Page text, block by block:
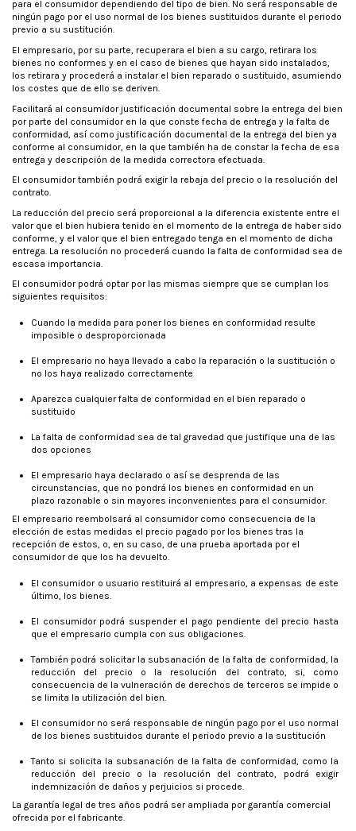
para el consumidor dependiendo del tipo de bien. No será responsable de
ningún pago por el uso normal de los bienes sustituidos durante el periodo
previo a su sustitución.
El empresario, por su parte, recuperara el bien a su cargo, retirara los
bienes no conformes y en el caso de bienes que hayan sido instalados,
los retirara y procederá a instalar el bien reparado o sustituido, asumiendo
los costes que de ello se deriven.
Facilitará al consumidor justificación documental sobre la entrega del bien
por parte del consumidor en la que conste fecha de entrega y la falta de
conformidad, así como justificación documental de la entrega del bien ya
conforme al consumidor, en la que también ha de constar la fecha de esa
entrega y descripción de la medida correctora efectuada.
El consumidor también podrá exigir la rebaja del precio o la resolución del
contrato.
La reducción del precio será proporcional a la diferencia existente entre el
valor que el bien hubiera tenido en el momento de la entrega de haber sido
conforme, y el valor que el bien entregado tenga en el momento de dicha
entrega. La resolución no procederá cuando la falta de conformidad sea de
escasa importancia.
El consumidor podrá optar por las mismas siempre que se cumplan los
siguientes requisitos:
Cuando la medida para poner los bienes en conformidad resulte
imposible o desproporcionada
El empresario no haya llevado a cabo la reparación o la sustitución o
no los haya realizado correctamente
Aparezca cualquier falta de conformidad en el bien reparado o
sustituido
La falta de conformidad sea de tal gravedad que justifique una de las
dos opciones
El empresario haya declarado o así se desprenda de las
circunstancias, que no pondrá los bienes en conformidad en un
plazo razonable o sin mayores inconvenientes para el consumidor.
El empresario reembolsará al consumidor como consecuencia de la
elección de estas medidas el precio pagado por los bienes tras la
recepción de estos, o, en su caso, de una prueba aportada por el
consumidor de que los ha devuelto.
El consumidor o usuario restituirá al empresario, a expensas de este
último, los bienes.
El consumidor podrá suspender el pago pendiente del precio hasta
que el empresario cumpla con sus obligaciones.
También podrá solicitar la subsanación de la falta de conformidad, la
reducción del precio o la resolución del contrato, si, como
consecuencia de la vulneración de derechos de terceros se impide o
se limita la utilización del bien.
El consumidor no será responsable de ningún pago por el uso normal
de los bienes sustituidos durante el periodo previo a la sustitución
Tanto si solicita la subsanación de la falta de conformidad, como la
reducción del precio o la resolución del contrato, podrá exigir
indemnización de daños y perjuicios si procede.
La garantía legal de tres años podrá ser ampliada por garantía comercial
ofrecida por el fabricante.